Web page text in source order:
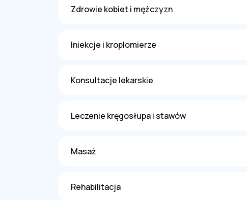
Zdrowie kobiet i mężczyzn
Iniekcje i kroplomierze
Konsultacje lekarskie
Leczenie kręgosłupa i stawów
Masaż
Rehabilitacja